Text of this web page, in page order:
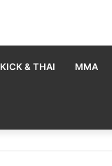
KICK & THAI MMA